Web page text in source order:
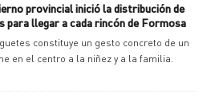
provincial inició la distribución de
para llegar a cada rincón de Formosa
constituye un gesto concreto de un
en el centro a la niñez y a la familia.